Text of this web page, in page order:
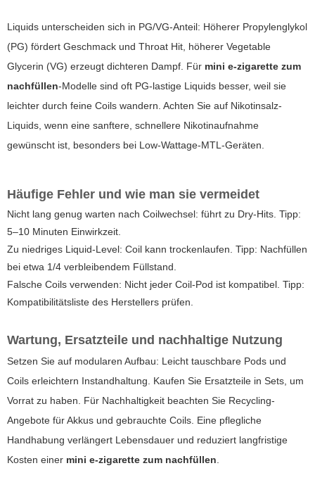
Liquids unterscheiden sich in PG/VG-Anteil: Höherer Propylenglykol
(PG) fördert Geschmack und Throat Hit, höherer Vegetable
Glycerin (VG) erzeugt dichteren Dampf. Für mini e-zigarette zum
nachfüllen-Modelle sind oft PG-lastige Liquids besser, weil sie
leichter durch feine Coils wandern. Achten Sie auf Nikotinsalz-
Liquids, wenn eine sanftere, schnellere Nikotinaufnahme
gewünscht ist, besonders bei Low-Wattage-MTL-Geräten.
Häufige Fehler und wie man sie vermeidet
Nicht lang genug warten nach Coilwechsel: führt zu Dry-Hits. Tipp:
5–10 Minuten Einwirkzeit.
Zu niedriges Liquid-Level: Coil kann trockenlaufen. Tipp: Nachfüllen
bei etwa 1/4 verbleibendem Füllstand.
Falsche Coils verwenden: Nicht jeder Coil-Pod ist kompatibel. Tipp:
Kompatibilitätsliste des Herstellers prüfen.
Wartung, Ersatzteile und nachhaltige Nutzung
Setzen Sie auf modularen Aufbau: Leicht tauschbare Pods und
Coils erleichtern Instandhaltung. Kaufen Sie Ersatzteile in Sets, um
Vorrat zu haben. Für Nachhaltigkeit beachten Sie Recycling-
Angebote für Akkus und gebrauchte Coils. Eine pflegliche
Handhabung verlängert Lebensdauer und reduziert langfristige
Kosten einer mini e-zigarette zum nachfüllen